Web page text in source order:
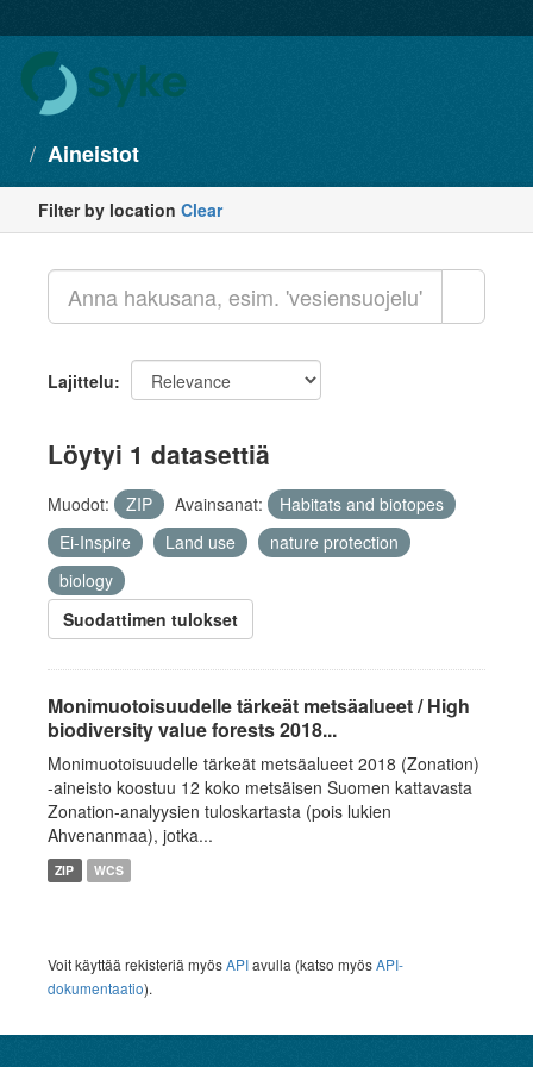
Aineistot
Filter by location Clear
Lajittelu
Löytyi 1 datasettiä
Muodot: ZIP Avainsanat:
Habitats and biotopes
Ei-Inspire
Land use
nature protection
biology
Suodattimen tulokset
Monimuotoisuudelle tärkeät metsäalueet / High
biodiversity value forests 2018...
Monimuotoisuudelle tärkeät metsäalueet 2018 (Zonation)
-aineisto koostuu 12 koko metsäisen Suomen kattavasta
Zonation-analyysien tuloskartasta (pois lukien
Ahvenanmaa), jotka...
ZIP WCS
Voit käyttää rekisteriä myösAPIavulla (katso myösAPI-
dokumentaatio).